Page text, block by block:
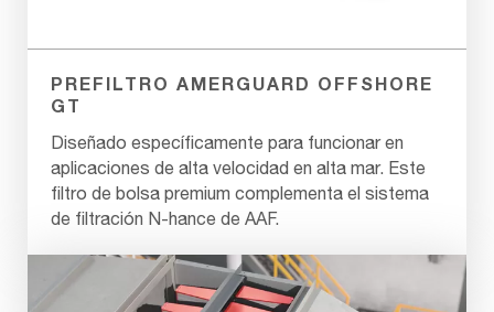
PREFILTRO AMERGUARD OFFSHORE
GT
Diseñado específicamente para funcionar en
aplicaciones de alta velocidad en alta mar. Este
filtro de bolsa premium complementa el sistema
de filtración N-hance de AAF.